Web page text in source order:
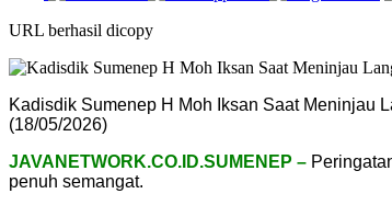
URL berhasil dicopy
Kadisdik Sumenep H Moh Iksan Saat Meninjau
(18/05/2026)
JAVANETWORK.CO.ID.SUMENEP –
penuh semangat.